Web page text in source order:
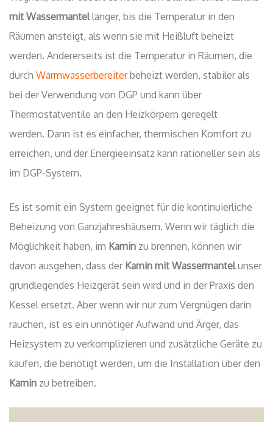
mit Wassermantellänger, bis die Temperatur in den
Räumen ansteigt, als wenn sie mit Heißluft beheizt
werden. Andererseits ist die Temperatur in Räumen, die
durch Warmwasserbereiterbeheizt werden, stabiler als
bei der Verwendung von DGP und kann über
Thermostatventile an den Heizkörpern geregelt
werden. Dann ist es einfacher, thermischen Komfort zu
erreichen, und der Energieeinsatz kann rationeller sein als
im DGP-System.
Es ist somit ein System geeignet für die kontinuierliche
Beheizung von Ganzjahreshäusern. Wenn wir täglich die
Möglichkeit haben, im Kamin zu brennen, können wir
davon ausgehen, dass der Kamin mit Wassermantelunser
grundlegendes Heizgerät sein wird und in der Praxis den
Kessel ersetzt. Aber wenn wir nur zum Vergnügen darin
rauchen, ist es ein unnötiger Aufwand und Ärger, das
Heizsystem zu verkomplizieren und zusätzliche Geräte zu
kaufen, die benötigt werden, um die Installation über den
Kamin zu betreiben.